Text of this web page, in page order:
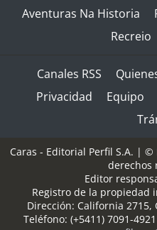
Aventuras Na Historia
Recreio
Canales RSS
Privacidad
Equipo
Caras - Editorial Perfil S.A. | ©
derechos
Editor
Registro de la propiedad
Dirección: California 2715,
Teléfono: (+5411) 7091-4921